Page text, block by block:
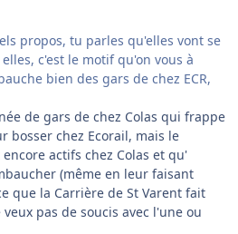
propos, tu parles qu'elles vont se
c'est le motif qu'on vous à
bien des gars de chez ECR,
de gars de chez Colas qui frappe
bosser chez Ecorail, mais le
actifs chez Colas et qu'
(même en leur faisant
que la Carrière de St Varent fait
pas de soucis avec l'une ou